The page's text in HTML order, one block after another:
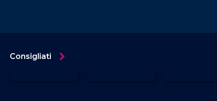
Consigliati